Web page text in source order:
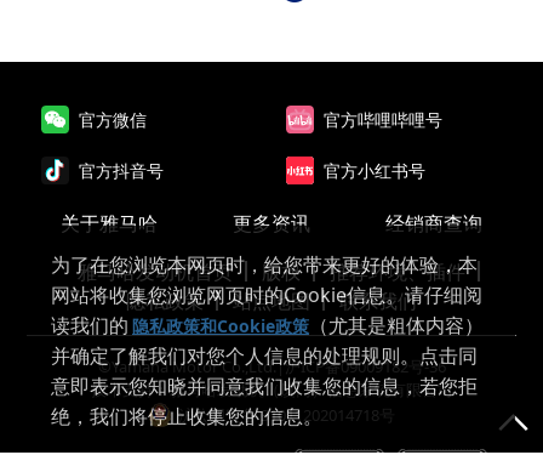
官方微信 官方哔哩哔哩号
官方抖音号 官方小红书号
关于雅马哈 更多资讯
经销商查询
雅马哈发动机首页
版权
推荐环境、插件
隐私政策
站点地图 联系我们
©Yamaha Motor Co.,Ltd.|沪ICP备09009182号-36
技术支持：雅马哈发动机（厦门）信息系统有限公司
沪公网安备 31011202014718号
为了在您浏览本网页时，给您带来更好的体验，本
网站将收集您浏览网页时的Cookie信息。请仔细阅
读我们的 隐私政策和Cookie政策 （尤其是粗体内容）
并确定了解我们对您个人信息的处理规则。点击同
意即表示您知晓并同意我们收集您的信息，若您拒
绝，我们将停止收集您的信息。